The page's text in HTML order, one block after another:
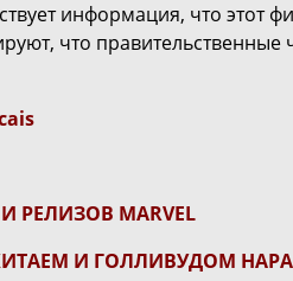
информация, что этот
что
РЕЛИЗОВ MARVEL
И ГОЛЛИВУДОМ